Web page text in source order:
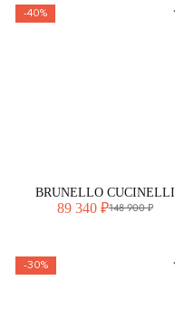
-40%
BRUNELLO CUCINELLI
89 340 ₽148 900 ₽
-30%